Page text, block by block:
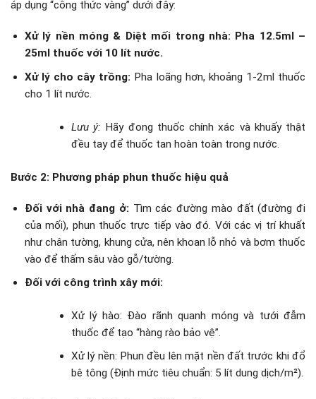
áp dụng “công thức vàng” dưới đây:
Xử lý nền móng & Diệt mối trong nhà: Pha 12.5ml –
25ml thuốc với 10 lít nước.
Xử lý cho cây trồng: Pha loãng hơn, khoảng 1-2ml thuốc
cho 1 lít nước.
Lưu ý: Hãy đong thuốc chính xác và khuấy thật
đều tay để thuốc tan hoàn toàn trong nước.
Bước 2: Phương pháp phun thuốc hiệu quả
Đối với nhà đang ở: Tìm các đường mào đất (đường đi
của mối), phun thuốc trực tiếp vào đó. Với các vị trí khuất
như chân tường, khung cửa, nên khoan lỗ nhỏ và bơm thuốc
vào để thấm sâu vào gỗ/tường.
Đối với công trình xây mới:
Xử lý hào: Đào rãnh quanh móng và tưới đẫm
thuốc để tạo “hàng rào bảo vệ”.
Xử lý nền: Phun đều lên mặt nền đất trước khi đổ
bê tông (Định mức tiêu chuẩn: 5 lít dung dịch/m²).